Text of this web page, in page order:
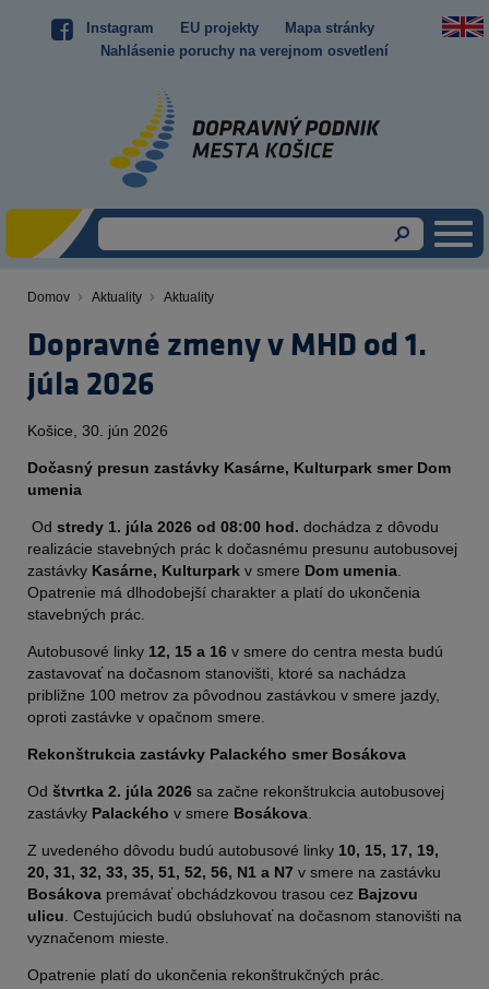
Instagram EU projekty
Mapa stránky
Nahlásenie poruchy na verejnom osvetlení
Domov Aktuality Aktuality
Dopravné zmeny v MHD od 1.
júla 2026
Obsah
Košice, 30. jún 2026
Dočasný presun zastávky Kasárne, Kulturpark smer Dom
umenia
Od stredy 1. júla 2026 od 08:00 hod. dochádza z dôvodu
realizácie stavebných prác k dočasnému presunu autobusovej
zastávky Kasárne, Kulturpark v smere Dom umenia.
Opatrenie má dlhodobejší charakter a platí do ukončenia
stavebných prác.
Autobusové linky 12, 15 a 16 v smere do centra mesta budú
zastavovať na dočasnom stanovišti, ktoré sa nachádza
približne 100 metrov za pôvodnou zastávkou v smere jazdy,
oproti zastávke v opačnom smere.
Rekonštrukcia zastávky Palackého smer Bosákova
Od štvrtka 2. júla 2026 sa začne rekonštrukcia autobusovej
zastávky Palackého v smere Bosákova.
Z uvedeného dôvodu budú autobusové linky 10, 15, 17, 19,
20, 31, 32, 33, 35, 51, 52, 56, N1 a N7 v smere na zastávku
Bosákova premávať obchádzkovou trasou cez Bajzovu
ulicu. Cestujúcich budú obsluhovať na dočasnom stanovišti na
vyznačenom mieste.
Opatrenie platí do ukončenia rekonštrukčných prác.